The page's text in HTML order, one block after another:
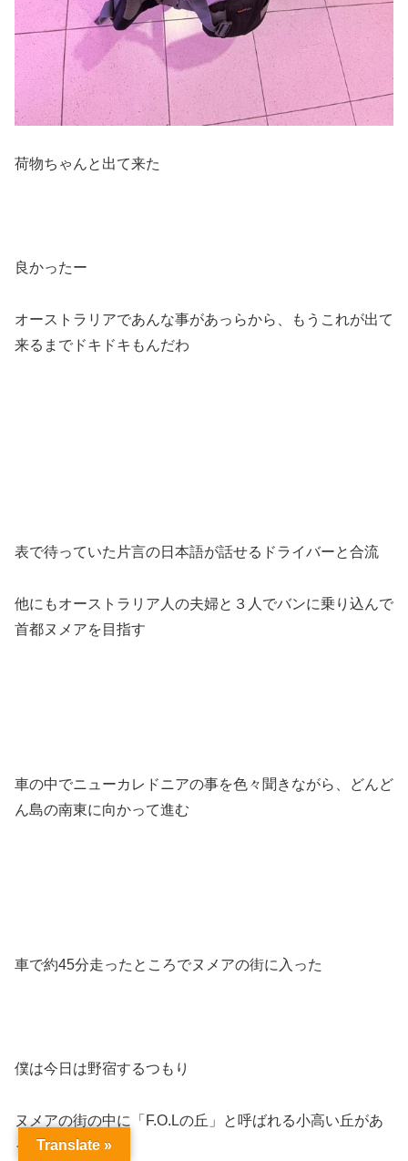
荷物ちゃんと出て来た
良かったー
オーストラリアであんな事があっらから、もうこれが出て
来るまでドキドキもんだわ
表で待っていた片言の日本語が話せるドライバーと合流
他にもオーストラリア人の夫婦と３人でバンに乗り込んで
首都ヌメアを目指す
車の中でニューカレドニアの事を色々聞きながら、どんど
ん島の南東に向かって進む
車で約45分走ったところでヌメアの街に入った
僕は今日は野宿するつもり
ヌメアの街の中に「F.O.Lの丘」と呼ばれる小高い丘があ
ったTranslate »